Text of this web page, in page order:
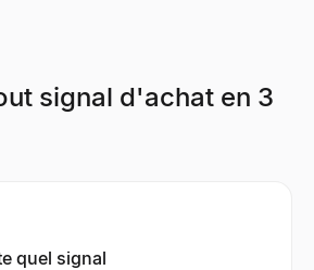
signal d'achat en 3
quel signal